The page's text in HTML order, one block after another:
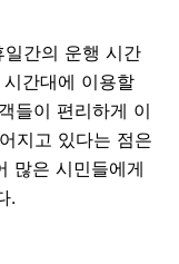
간의 운행 시간
간대에 이용할
들이 편리하게 이
지고 있다는 점은
많은 시민들에게
.